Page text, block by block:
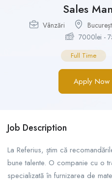
Sales
Vânzări
7000lei -
Full Time
Apply Now
Job Description
La Referius, știm că
bune talente. O companie cu o
specializată în furnizarea de